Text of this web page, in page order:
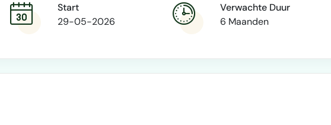
Start
29-05-2026
Verwachte Duur
6 Maanden